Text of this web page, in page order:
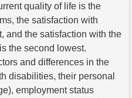
quality of life is the
the satisfaction with
and the satisfaction with the
the second lowest.
and differences in the
disabilities, their personal
employment status